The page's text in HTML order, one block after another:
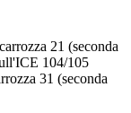
21 (seconda
104/105
31 (seconda